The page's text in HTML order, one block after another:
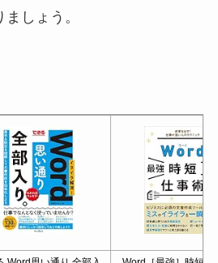
しょう。